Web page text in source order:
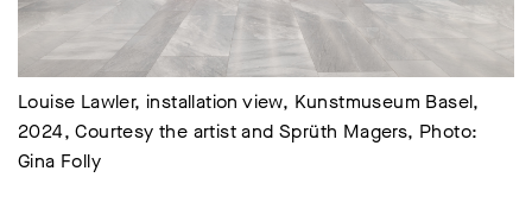
Louise Lawler, installation view, Kunstmuseum Basel,
2024, Courtesy the artist and Sprüth Magers, Photo:
Gina Folly